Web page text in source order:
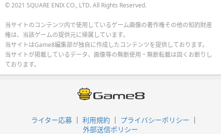
© 2021 SQUARE ENIX CO., LTD. All Rights Reserved.
当サイトのコンテンツ内で使用しているゲーム画像の著作権その他の知的財産
権は、当該ゲームの提供元に帰属しています。
当サイトはGame8編集部が独自に作成したコンテンツを提供しております。
当サイトが掲載しているデータ、画像等の無断使用・無断転載は固くお断りし
ております。
ライター応募 利用規約
プライバシーポリシー
外部送信ポリシー